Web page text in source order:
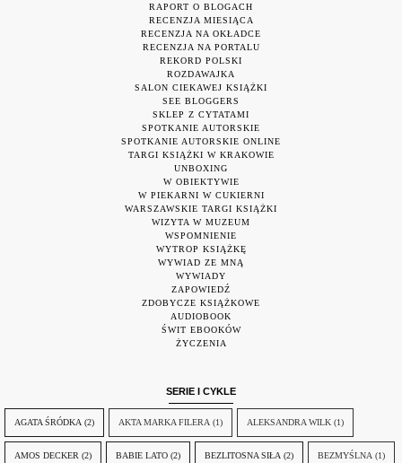
RAPORT O BLOGACH
RECENZJA MIESIĄCA
RECENZJA NA OKŁADCE
RECENZJA NA PORTALU
REKORD POLSKI
ROZDAWAJKA
SALON CIEKAWEJ KSIĄŻKI
SEE BLOGGERS
SKLEP Z CYTATAMI
SPOTKANIE AUTORSKIE
SPOTKANIE AUTORSKIE ONLINE
TARGI KSIĄŻKI W KRAKOWIE
UNBOXING
W OBIEKTYWIE
W PIEKARNI W CUKIERNI
WARSZAWSKIE TARGI KSIĄŻKI
WIZYTA W MUZEUM
WSPOMNIENIE
WYTROP KSIĄŻKĘ
WYWIAD ZE MNĄ
WYWIADY
ZAPOWIEDŹ
ZDOBYCZE KSIĄŻKOWE
AUDIOBOOK
ŚWIT EBOOKÓW
ŻYCZENIA
SERIE I CYKLE
AGATA ŚRÓDKA (2) AKTA MARKA FILERA (1) ALEKSANDRA WILK (1)
AMOS DECKER (2) BABIE LATO (2) BEZLITOSNA SIŁA (2) BEZMYŚLNA (1)